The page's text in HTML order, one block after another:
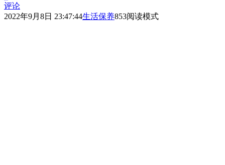
评论
2022年9月8日 23:47:44生活保养853阅读模式